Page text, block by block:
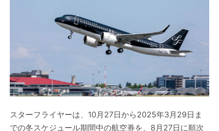
スターフライヤーは、10月27日から2025年3月29日ま
での冬スケジュール期間中の航空券を、8月27日に順次